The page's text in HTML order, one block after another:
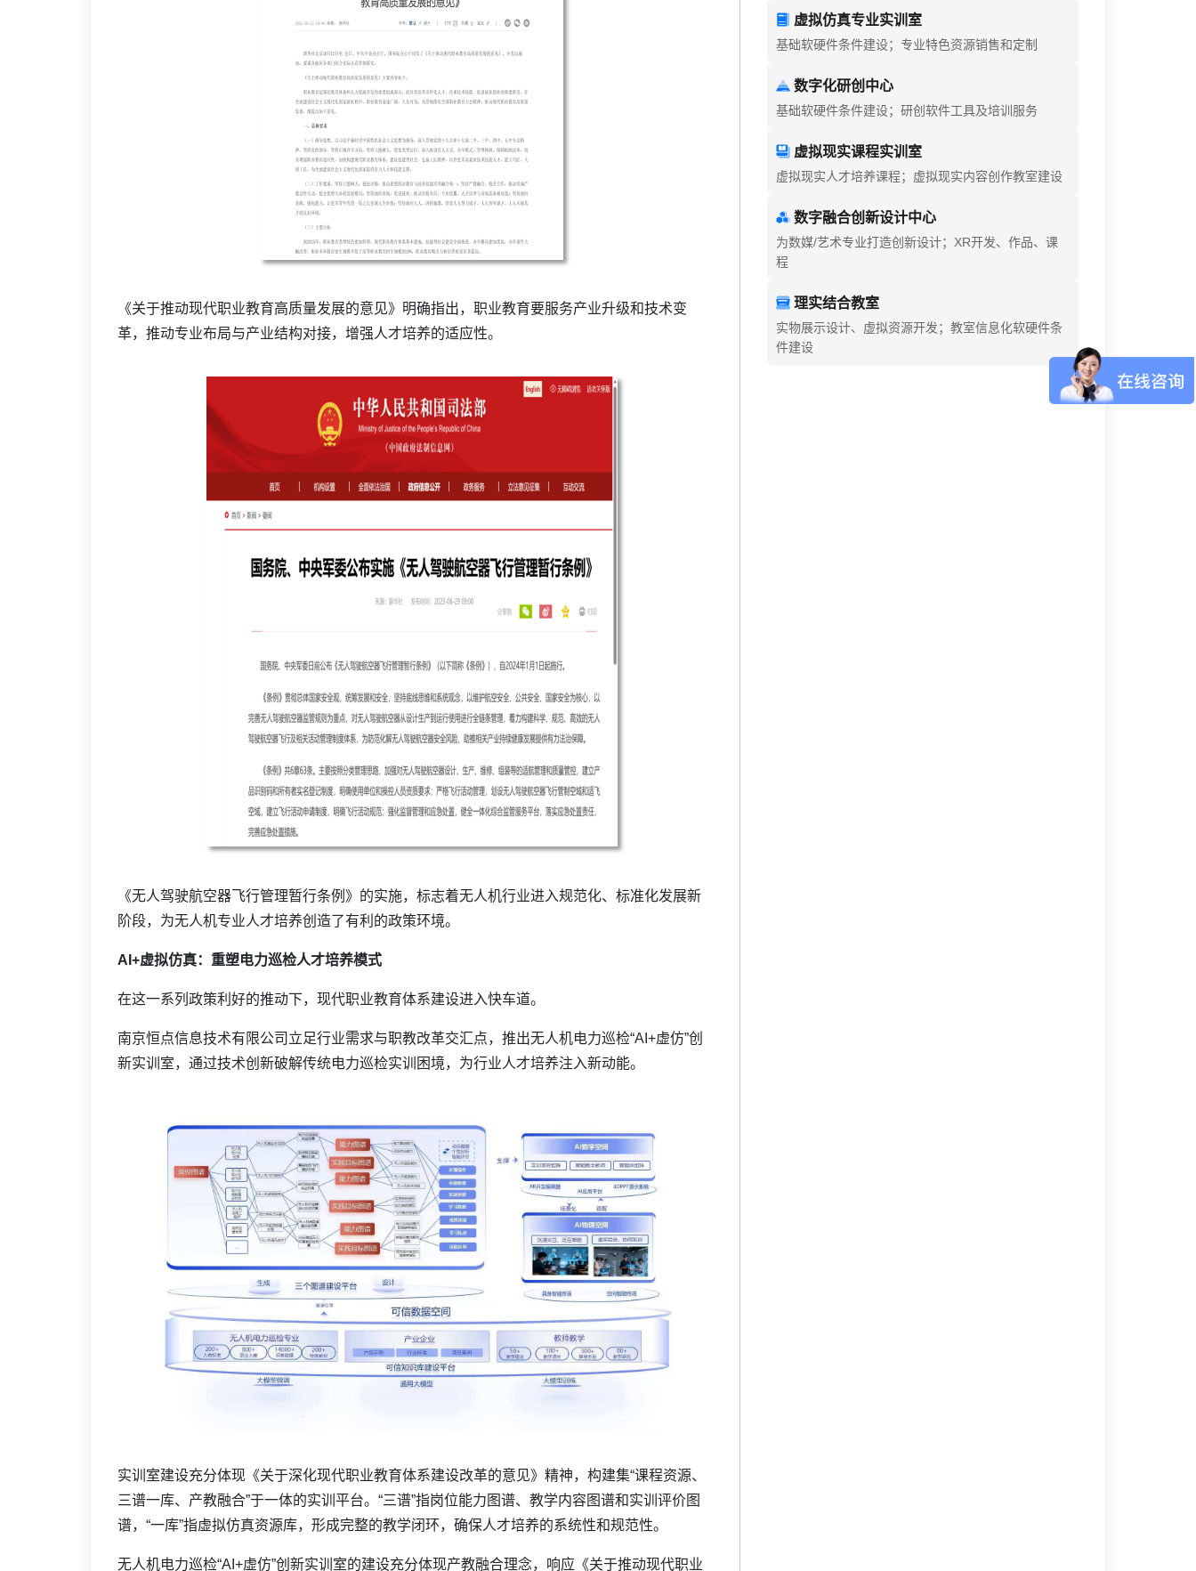
《关于推动现代职业教育高质量发展的意见》明确指出，职业教育要服务产业升级和技术变
革，推动专业布局与产业结构对接，增强人才培养的适应性。
《无人驾驶航空器飞行管理暂行条例》的实施，标志着无人机行业进入规范化、标准化发展新
阶段，为无人机专业人才培养创造了有利的政策环境。
AI+虚拟仿真：重塑电力巡检人才培养模式
在这一系列政策利好的推动下，现代职业教育体系建设进入快车道。
南京恒点信息技术有限公司立足行业需求与职教改革交汇点，推出无人机电力巡检“AI+虚仿”创
新实训室，通过技术创新破解传统电力巡检实训困境，为行业人才培养注入新动能。
实训室建设充分体现《关于深化现代职业教育体系建设改革的意见》精神，构建集“课程资源、
三谱一库、产教融合”于一体的实训平台。“三谱”指岗位能力图谱、教学内容图谱和实训评价图
谱，“一库”指虚拟仿真资源库，形成完整的教学闭环，确保人才培养的系统性和规范性。
无人机电力巡检“AI+虚仿”创新实训室的建设充分体现产教融合理念，响应《关于推动现代职业
虚拟仿真专业实训室
基础软硬件条件建设；专业特色资源销售和定制
数字化研创中心
基础软硬件条件建设；研创软件工具及培训服务
虚拟现实课程实训室
虚拟现实人才培养课程；虚拟现实内容创作教室建设
数字融合创新设计中心
为数媒/艺术专业打造创新设计；XR开发、作品、课
程
理实结合教室
实物展示设计、虚拟资源开发；教室信息化软硬件条
件建设